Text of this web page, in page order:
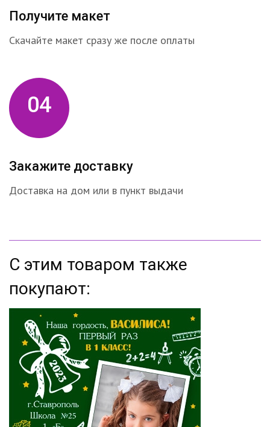
Получите макет
Скачайте макет сразу же после оплаты
04
Закажите доставку
Доставка на дом или в пункт выдачи
С этим товаром также
покупают: